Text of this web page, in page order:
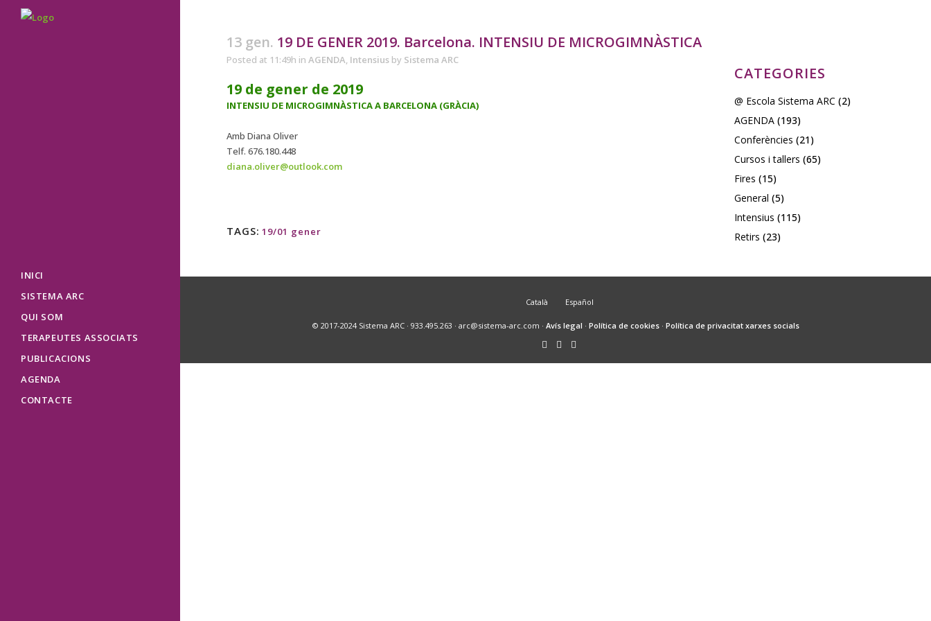
INICI
SISTEMA ARC
QUI SOM
TERAPEUTES ASSOCIATS
PUBLICACIONS
AGENDA
CONTACTE
13 gen. 19 DE GENER 2019. Barcelona. INTENSIU DE MICROGIMNÀSTICA
Posted at 11:49h in AGENDA, Intensius by Sistema ARC
19 de gener de 2019
INTENSIU DE MICROGIMNÀSTICA A BARCELONA (GRÀCIA)
Amb Diana Oliver
Telf. 676.180.448
diana.oliver@outlook.com
TAGS: 19/01 gener
CATEGORIES
@ Escola Sistema ARC (2)
AGENDA(193)
Conferències (21)
Cursos i tallers (65)
Fires (15)
General (5)
Intensius (115)
Retirs (23)
Català Español
© 2017-2024 Sistema ARC · 933.495.263 · arc@sistema-arc.com · Avís legal · Política de cookies· Política de privacitat xarxes socials